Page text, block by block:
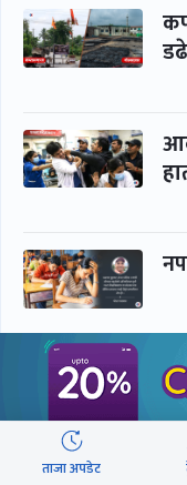
ताजा अपडेट
समाचार
विचार/ब्लग